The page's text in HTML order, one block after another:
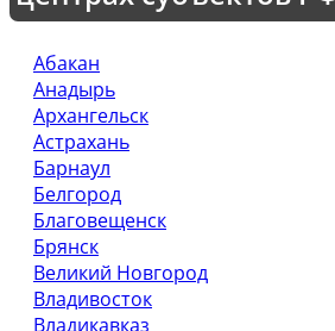
Абакан
Анадырь
Архангельск
Астрахань
Барнаул
Белгород
Благовещенск
Брянск
Великий Новгород
Владивосток
Владикавказ